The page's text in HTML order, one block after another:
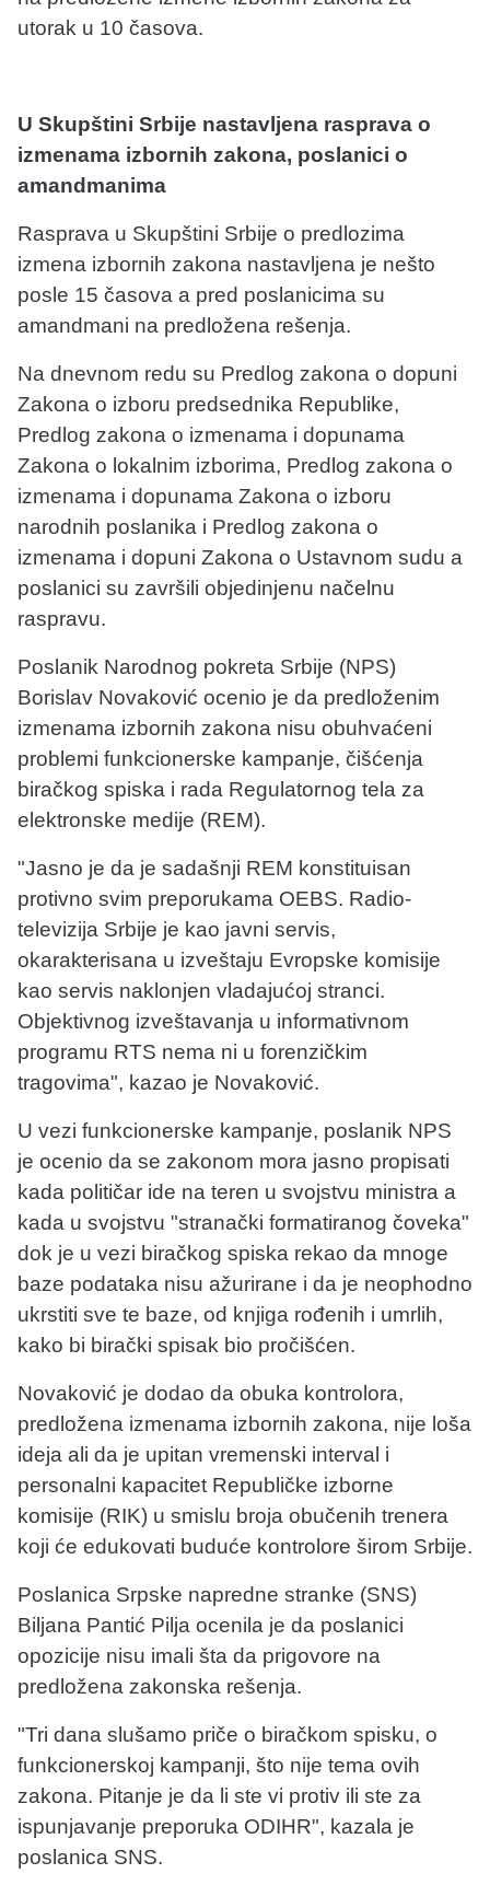
utorak u 10 časova.
U Skupštini Srbije nastavljena rasprava o
izmenama izbornih zakona, poslanici o
amandmanima
Rasprava u Skupštini Srbije o predlozima
izmena izbornih zakona nastavljena je nešto
posle 15 časova a pred poslanicima su
amandmani na predložena rešenja.
Na dnevnom redu su Predlog zakona o dopuni
Zakona o izboru predsednika Republike,
Predlog zakona o izmenama i dopunama
Zakona o lokalnim izborima, Predlog zakona o
izmenama i dopunama Zakona o izboru
narodnih poslanika i Predlog zakona o
izmenama i dopuni Zakona o Ustavnom sudu a
poslanici su završili objedinjenu načelnu
raspravu.
Poslanik Narodnog pokreta Srbije (NPS)
Borislav Novaković ocenio je da predloženim
izmenama izbornih zakona nisu obuhvaćeni
problemi funkcionerske kampanje, čišćenja
biračkog spiska i rada Regulatornog tela za
elektronske medije (REM).
"Jasno je da je sadašnji REM konstituisan
protivno svim preporukama OEBS. Radio-
televizija Srbije je kao javni servis,
okarakterisana u izveštaju Evropske komisije
kao servis naklonjen vladajućoj stranci.
Objektivnog izveštavanja u informativnom
programu RTS nema ni u forenzičkim
tragovima", kazao je Novaković.
U vezi funkcionerske kampanje, poslanik NPS
je ocenio da se zakonom mora jasno propisati
kada političar ide na teren u svojstvu ministra a
kada u svojstvu "stranački formatiranog čoveka"
dok je u vezi biračkog spiska rekao da mnoge
baze podataka nisu ažurirane i da je neophodno
ukrstiti sve te baze, od knjiga rođenih i umrlih,
kako bi birački spisak bio pročišćen.
Novaković je dodao da obuka kontrolora,
predložena izmenama izbornih zakona, nije loša
ideja ali da je upitan vremenski interval i
personalni kapacitet Republičke izborne
komisije (RIK) u smislu broja obučenih trenera
koji će edukovati buduće kontrolore širom Srbije.
Poslanica Srpske napredne stranke (SNS)
Biljana Pantić Pilja ocenila je da poslanici
opozicije nisu imali šta da prigovore na
predložena zakonska rešenja.
"Tri dana slušamo priče o biračkom spisku, o
funkcionerskoj kampanji, što nije tema ovih
zakona. Pitanje je da li ste vi protiv ili ste za
ispunjavanje preporuka ODIHR", kazala je
poslanica SNS.